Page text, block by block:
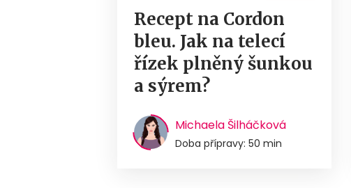
Recept na Cordon
bleu. Jak na telecí
řízek plněný šunkou
a sýrem?
Michaela Šilháčková
Doba přípravy: 50 min